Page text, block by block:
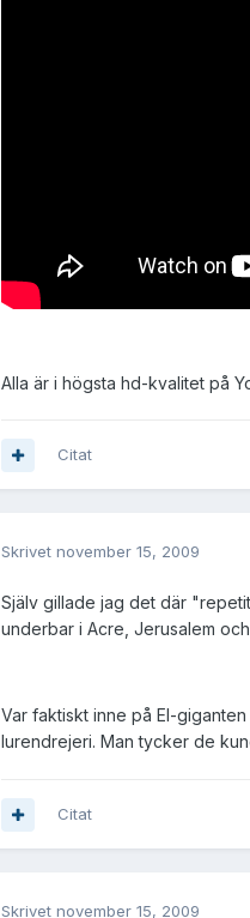
Alla är i högsta hd-kvalitet på
Citat
Skrivet november 15, 2009
Själv gillade jag det där
underbar i Acre, Jerusalem
Var faktiskt inne på El-
lurendrejeri. Man tycker de
Citat
Skrivet november 15, 2009